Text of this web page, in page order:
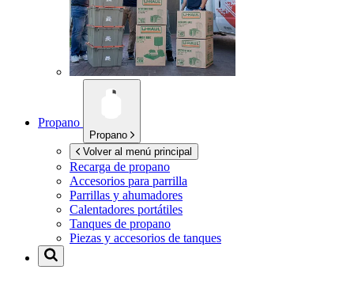
Propano
Propano
Volver al menú principal
Recarga de propano
Accesorios para parrilla
Parrillas y ahumadores
Calentadores portátiles
Tanques de propano
Piezas y accesorios de tanques